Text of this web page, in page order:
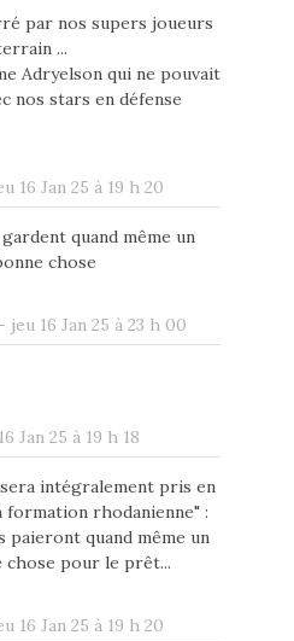
par nos supers joueurs
...
Adryelson qui ne pouvait
nos stars en défense
16 Jan 25 à 19 h 20
gardent quand même un
chose
jeu 16 Jan 25 à 23 h 00
Jan 25 à 19 h 18
intégralement pris en
formation rhodanienne" :
paieront quand même un
chose pour le prêt...
16 Jan 25 à 19 h 20